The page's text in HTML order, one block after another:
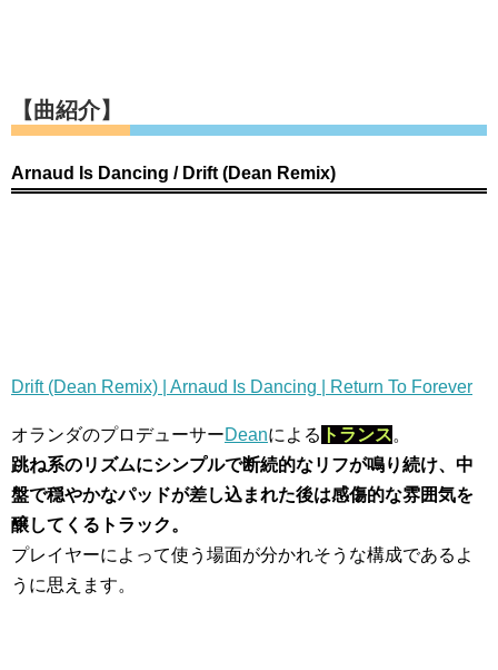
【曲紹介】
Arnaud Is Dancing / Drift (Dean Remix)
Drift (Dean Remix) | Arnaud Is Dancing | Return To Forever
オランダのプロデューサーDeanによる トランス。
跳ね系のリズムにシンプルで断続的なリフが鳴り続け、中
盤で穏やかなパッドが差し込まれた後は感傷的な雰囲気を
醸してくるトラック。
プレイヤーによって使う場面が分かれそうな構成であるよ
うに思えます。